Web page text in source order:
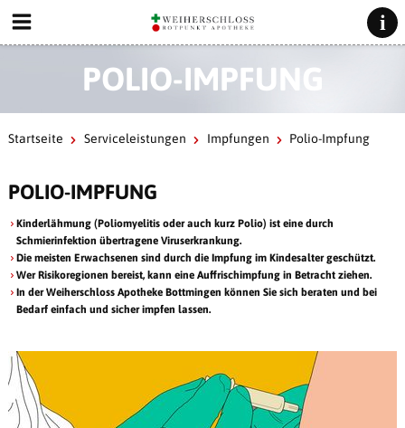
POLIO-IMPFUNG
Startseite Serviceleistungen Impfungen Polio-Impfung
POLIO-IMPFUNG
Kinderlähmung (Poliomyelitis oder auch kurz Polio) ist eine durch
Schmierinfektion übertragene Viruserkrankung.
Die meisten Erwachsenen sind durch die Impfung im Kindesalter geschützt.
Wer Risikoregionen bereist, kann eine Auffrischimpfung in Betracht ziehen.
In der Weiherschloss Apotheke Bottmingen können Sie sich beraten und bei
Bedarf einfach und sicher impfen lassen.